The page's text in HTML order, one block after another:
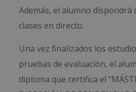
Además, el alumno dispondrá
clases en directo.
Una vez finalizados los
pruebas de evaluación, el
diploma que certifica el